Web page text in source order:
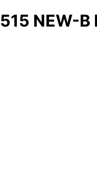
515 NEW-B